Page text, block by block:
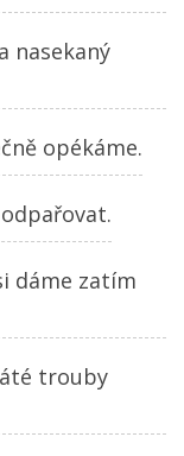
nasekaný
opékáme.
dáme zatím
trouby